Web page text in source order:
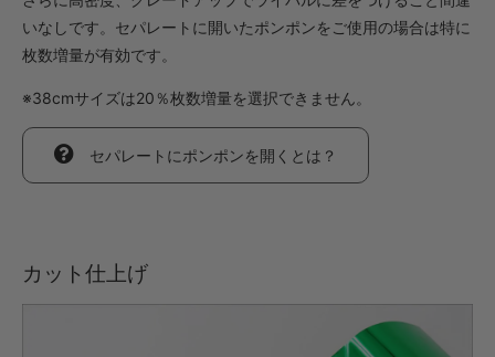
いなしです。セパレートに開いたポンポンをご使用の場合は特に
枚数増量が有効です。
※38cmサイズは20％枚数増量を選択できません。
セパレートにポンポンを開くとは？
カット仕上げ